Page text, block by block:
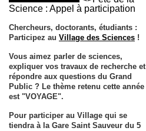
Science : Appel à participation
Chercheurs, doctorants, étudiants :
Participez au Village des Sciences !
Vous aimez parler de sciences,
expliquer vos travaux de recherche et
répondre aux questions du Grand
Public ? Le thème retenu cette année
est "VOYAGE".
Pour participer au Village qui se
tiendra à la Gare Saint Sauveur du 5